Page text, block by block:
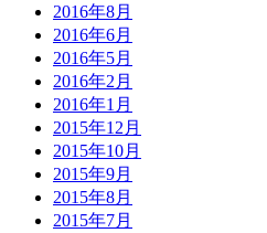
2016年8月
2016年6月
2016年5月
2016年2月
2016年1月
2015年12月
2015年10月
2015年9月
2015年8月
2015年7月